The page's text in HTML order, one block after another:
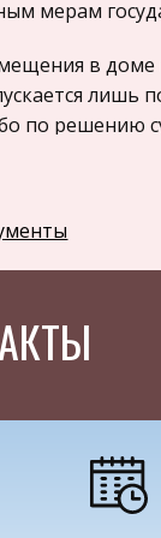
мерам
в доме
лишь
по решению
помещения
[1]
найма
найма
права
квартплаты